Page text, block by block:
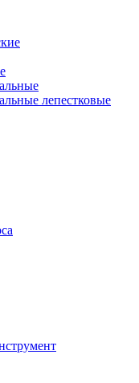
лепестковые